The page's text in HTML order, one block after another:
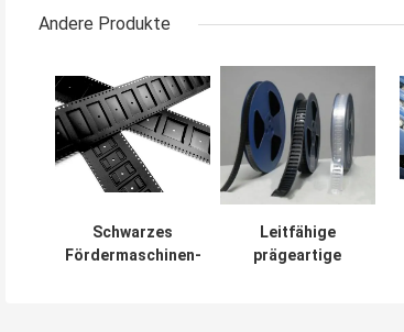
Andere Produkte
Schwarzes
Fördermaschinen-
Leitfähige
prägeartige